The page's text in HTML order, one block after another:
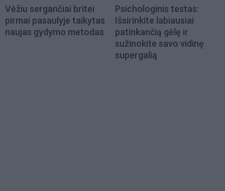
Vėžiu sergančiai britei
pirmai pasaulyje taikytas
naujas gydymo metodas
Psichologinis testas:
Išsirinkite labiausiai
patinkančią gėlę ir
sužinokite savo vidinę
supergalią